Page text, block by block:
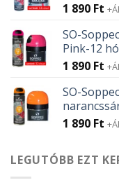
1 890 Ft
SO-
Pink-12
1 890 Ft
SO-
1 890 Ft
LEGUTÓBB EZT